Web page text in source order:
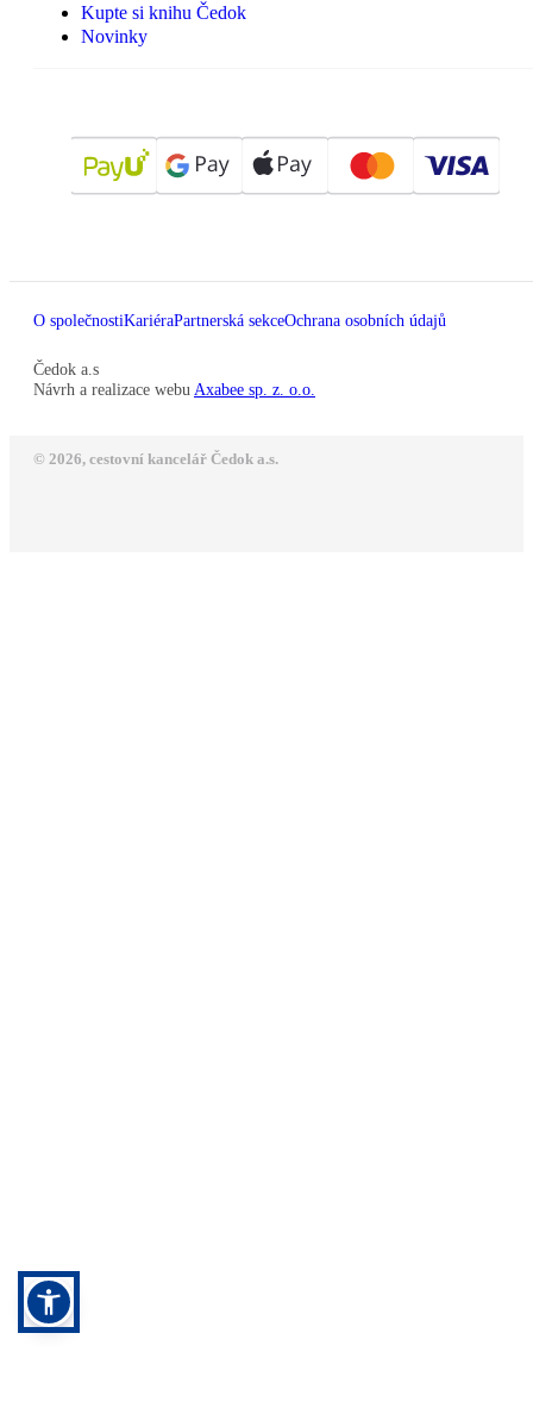
Kupte si knihu Čedok
Novinky
O společnostiKariéraPartnerská sekceOchrana osobních údajů
Čedok a.s
Návrh a realizace webu Axabee sp. z. o.o.
© 2026, cestovní kancelář Čedok a.s.